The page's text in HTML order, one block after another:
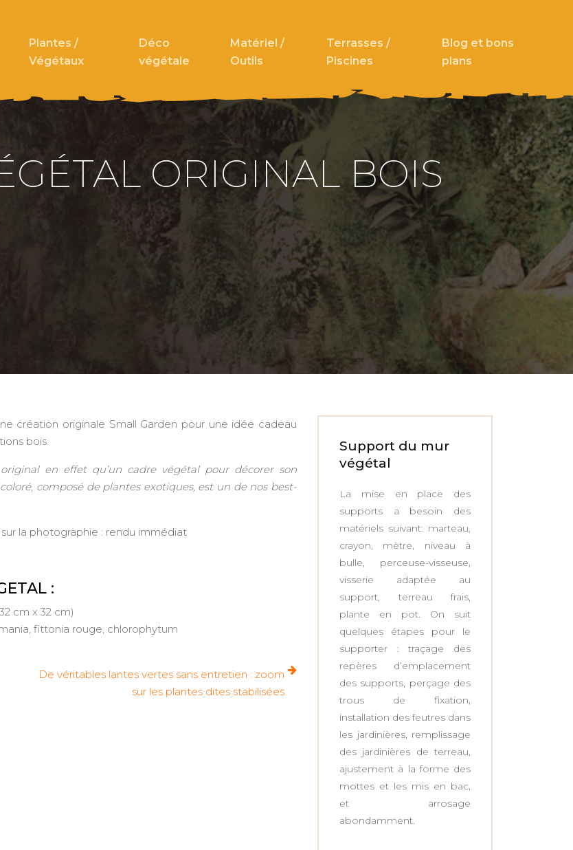
Plantes /
Végétaux
Déco
végétale
Matériel /
Outils
Terrasses /
Piscines
Blog et bons
plans
ORIGINAL BOIS
création originale Small Garden pour une idée cadeau
bois.
en effet qu’un cadre végétal pour décorer son
composé de plantes exotiques, est un de nos best-
la photographie : rendu immédiat
:
cm x 32 cm)
fittonia rouge, chlorophytum
De véritables lantes vertes sans entretien : zoom
sur les plantes dites stabilisées
Support du mur
végétal
La mise en place des
supports a besoin des
matériels suivant: marteau,
crayon, mètre, niveau à
bulle, perceuse-visseuse,
visserie adaptée au
support, terreau frais,
plante en pot. On suit
quelques étapes pour le
supporter : traçage des
repères d’emplacement
des supports, perçage des
trous de fixation,
installation des feutres dans
les jardinières, remplissage
des jardinières de terreau,
ajustement à la forme des
mottes et les mis en bac,
et arrosage
abondamment.